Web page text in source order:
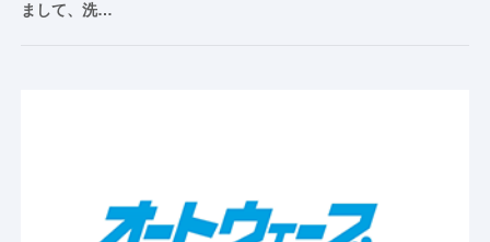
まして、洗…